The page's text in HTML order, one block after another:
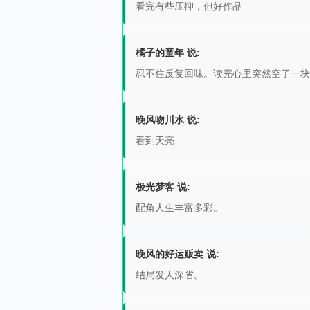
看完有些压抑，但好作品
橘子的童年 说:
忍不住反复回味。读完心里突然空了一
晚风吻川水 说:
看到天亮
极光梦客 说:
配角人生丰富多彩。
晚风的好运贩卖 说:
结局发人深省。